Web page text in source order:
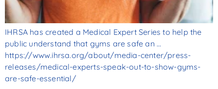
IHRSA has created a Medical Expert Series to help the
public understand that gyms are safe an …
https://www.ihrsa.org/about/media-center/press-
releases/medical-experts-speak-out-to-show-gyms-
are-safe-essential/